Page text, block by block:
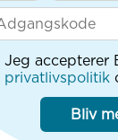
Jeg accepterer
privatlivspolitik
Bliv